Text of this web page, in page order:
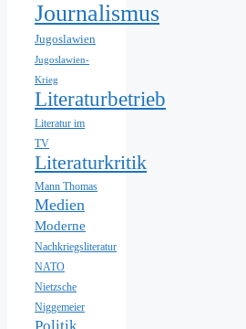
Journalismus
Jugoslawien
Jugoslawien-
Krieg
Literaturbetrieb
Literatur im
TV
Literaturkritik
Mann Thomas
Medien
Moderne
Nachkriegsliteratur
NATO
Nietzsche
Niggemeier
Politik